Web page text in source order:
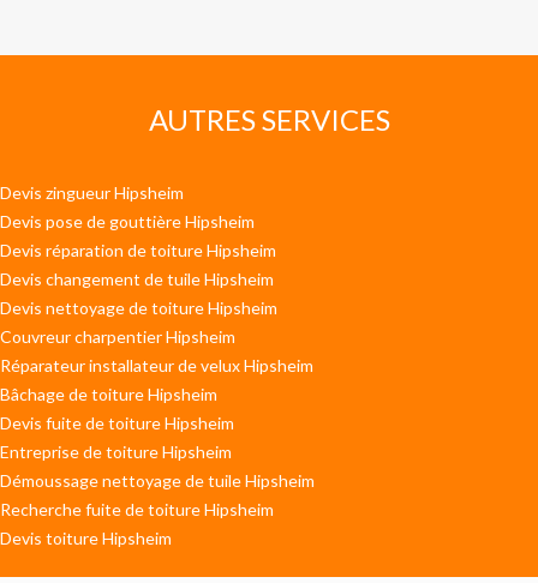
AUTRES SERVICES
Devis zingueur Hipsheim
Devis pose de gouttière Hipsheim
Devis réparation de toiture Hipsheim
Devis changement de tuile Hipsheim
Devis nettoyage de toiture Hipsheim
Couvreur charpentier Hipsheim
Réparateur installateur de velux Hipsheim
Bâchage de toiture Hipsheim
Devis fuite de toiture Hipsheim
Entreprise de toiture Hipsheim
Démoussage nettoyage de tuile Hipsheim
Recherche fuite de toiture Hipsheim
Devis toiture Hipsheim